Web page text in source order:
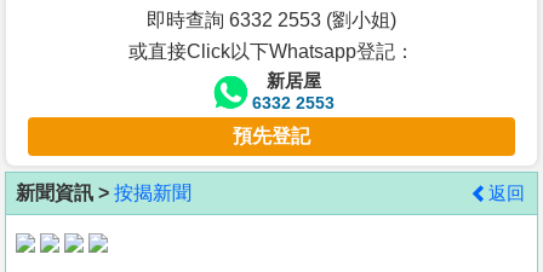
客
地
產
即時查詢 6332 2553 (劉小姐)
或直接Click以下Whatsapp登記：
新居屋
6332 2553
預先登記
新聞資訊 > 按揭新聞 返回